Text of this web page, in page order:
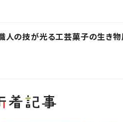
人の技が光る工芸菓子の生き